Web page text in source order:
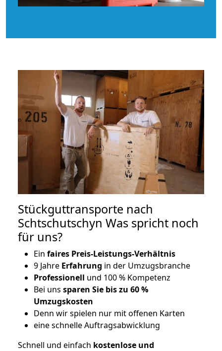
Stückguttransporte nach
Schtschutschyn Was spricht noch
für uns?
Ein faires Preis-Leistungs-Verhältnis
9 Jahre Erfahrung in der Umzugsbranche
Professionell und 100 % Kompetenz
Bei uns sparen Sie bis zu 60 %
Umzugskosten
Denn wir spielen nur mit offenen Karten
eine schnelle Auftragsabwicklung
Schnell und einfach kostenlose und